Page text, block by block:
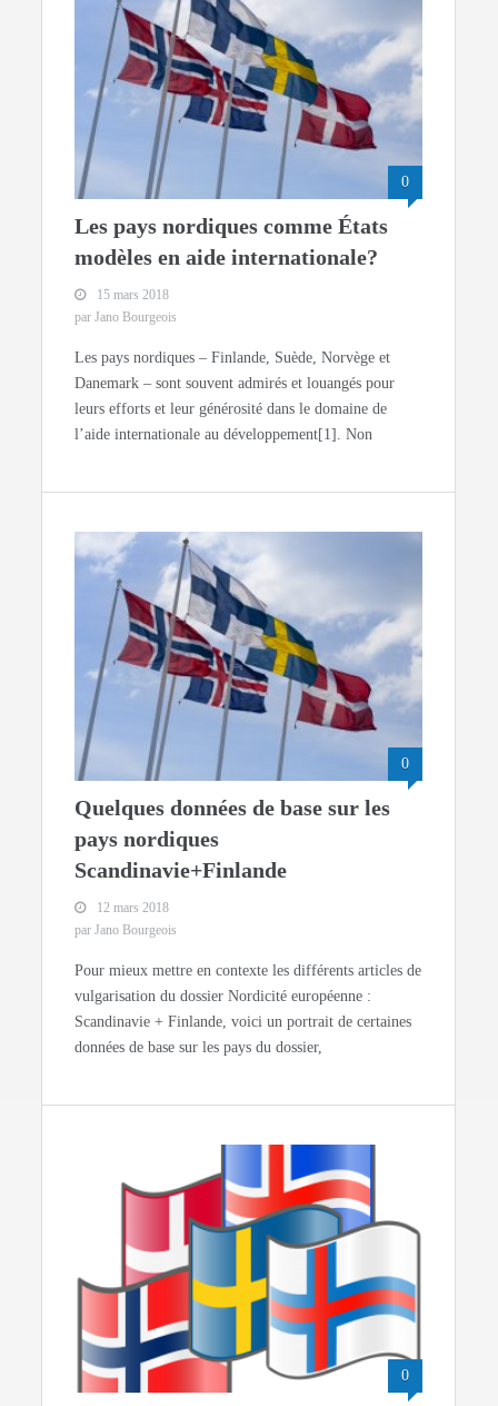
0
Les pays nordiques comme États
modèles en aide internationale?
15 mars 2018
par Jano Bourgeois
Les pays nordiques – Finlande, Suède, Norvège et
Danemark – sont souvent admirés et louangés pour
leurs efforts et leur générosité dans le domaine de
l’aide internationale au développement[1]. Non
0
Quelques données de base sur les
pays nordiques
Scandinavie+Finlande
12 mars 2018
par Jano Bourgeois
Pour mieux mettre en contexte les différents articles de
vulgarisation du dossier Nordicité européenne :
Scandinavie + Finlande, voici un portrait de certaines
données de base sur les pays du dossier,
0